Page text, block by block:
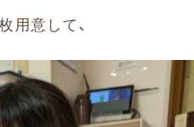
用意して、